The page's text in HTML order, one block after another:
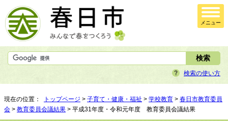
メニュー
検索の使い方
現在の位置： トップページ > 子育て・健康・福祉 > 学校教育 > 春日市教育委員
会 > 教育委員会議結果 > 平成31年度・令和元年度 教育委員会議結果